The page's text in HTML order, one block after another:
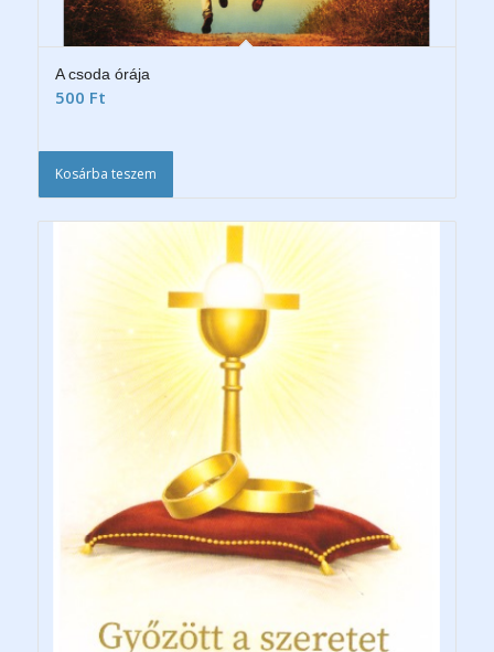
A csoda órája
500 Ft
Kosárba teszem